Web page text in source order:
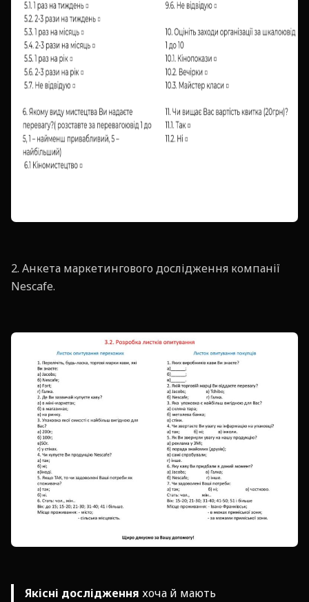
2. Анкета маркетингового дослідження компанії
Nescafe.
Якісні дослідження хоча й мають